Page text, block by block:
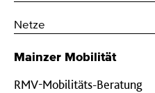
Netze
Mainzer Mobilität
RMV-Mobilitäts-Beratung